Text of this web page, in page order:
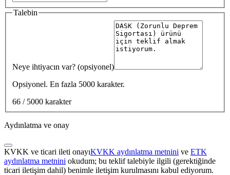
Talebin
Neye ihtiyacın var? (opsiyonel)
Opsiyonel. En fazla 5000 karakter.
66 / 5000 karakter
Aydınlatma ve onay
KVKK ve ticari ileti onayıKVKK aydınlatma metnini ve ETK
aydınlatma metnini okudum; bu teklif talebiyle ilgili (gerektiğinde
ticari iletişim dahil) benimle iletişim kurulmasını kabul ediyorum.